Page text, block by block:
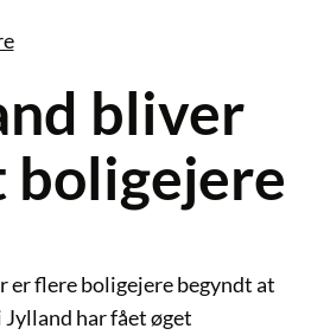
bliver
er flere boligejere begyndt at
har fået øget